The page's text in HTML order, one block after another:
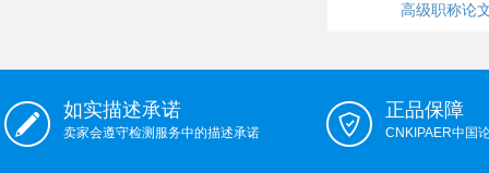
高级职称论
如实描述承诺
卖家会遵守检测服务中的描述承诺
正品保障
CNKIPAER中国